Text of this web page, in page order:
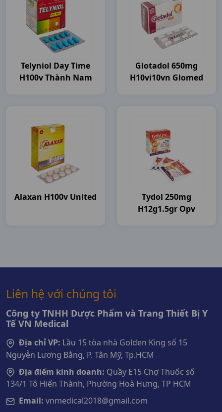
Telyniol Day Time
H100v Thành Nam
Glotadol 650mg
H10vi10vn Glomed
Alaxan H100v United
Tydol 250mg
H12g1.5gr Opv
Liên hệ với chúng tôi
Công ty TNHH Dược Phẩm và Trang Thiết Bị Y
Tế VN Medical
Địa chỉ VP: Lầu 15 tòa nhà Golden King số 15
Nguyễn Lương Bằng, P. Tân Mỹ, Tp.HCM
Địa điểm kinh doanh: Quầy E15 Chợ Thuốc số
134/1 Tô Hiến Thành, Phường Hoà Hưng, TP HCM
Email: vnmedical2018@gmail.com